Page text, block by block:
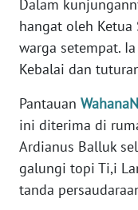
Dalam
hangat oleh Ketua
warga setempat.
Kebalai dan
Pantauan
ini diterima di
Ardianus Balluk
galungi topi Ti,i
tanda
KEPRI
WN
PAPUA
WN
PAPUA
BARAT
WN